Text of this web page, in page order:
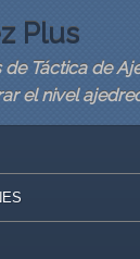
Plus
Táctica de
el nivel
CONTENT